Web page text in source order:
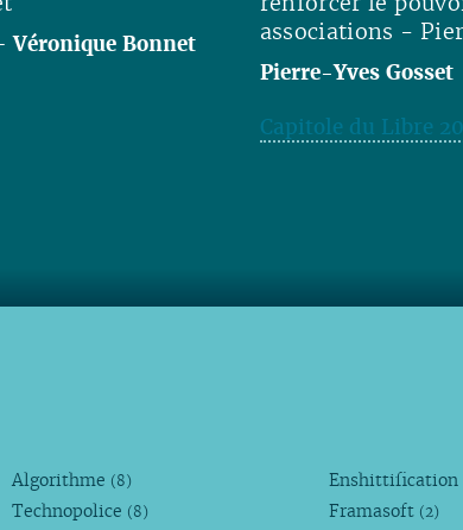
Véronique Bonnet
associations -
Pierre-Yves Gosset
Capitole du Libre
Algorithme (8)
Technopolice (8)
Enshittification
Framasoft (2)